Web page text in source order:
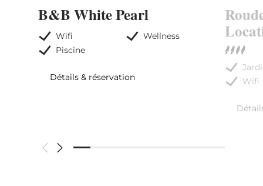
B&B White Pearl
Wifi
Wellness
Piscine
Détails & réservation
Wifi